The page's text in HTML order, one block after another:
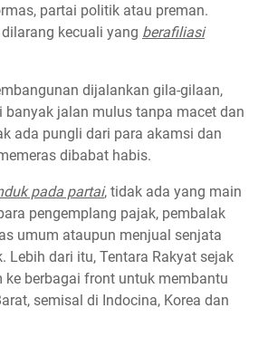
partai politik atau preman.
kecuali yang berafiliasi
dijalankan gila-gilaan,
banyak jalan mulus tanpa macet dan
ada pungli dari para akamsi dan
dibabat habis.
pada partai, tidak ada yang main
pengemplang pajak, pembalak
umum ataupun menjual senjata
Lebih dari itu, Tentara Rakyat sejak
berbagai front untuk membantu
semisal di Indocina, Korea dan